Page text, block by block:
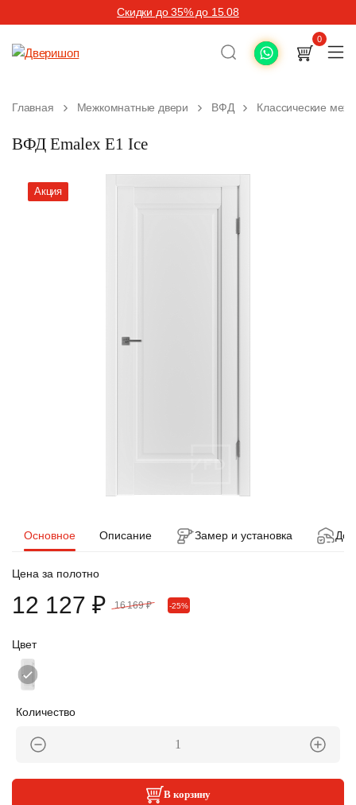
Скидки до 35% до 15.08
0
Главная Межкомнатные двери ВФД Классические
ВФД Emalex E1 Ice
Акция
Основное Описание Замер и установка
Цвет
Количество
Цена за полотно
12 127 ₽ 16 169 ₽ -25%
В корзину